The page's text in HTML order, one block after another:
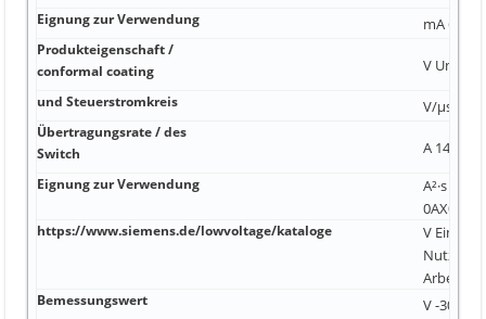
Eignung zur Verwendung mA 66
Produkteigenschaft /
conformal coating
V
und Steuerstromkreis V/µs 4 µs
Übertragungsrate / des
Switch
A 140 A
Eignung zur Verwendung
A²·s
0AX0 120
https://www.siemens.de/lowvoltage/kataloge
V
Nutzung
Bemessungswert V -30 ...